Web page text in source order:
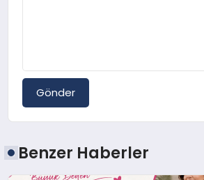
Gönder
Benzer Haberler